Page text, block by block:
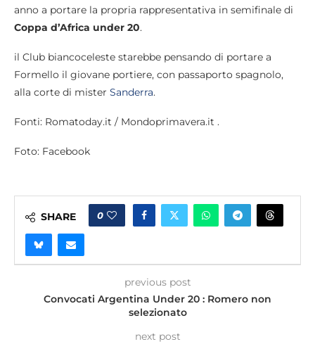
anno a portare la propria rappresentativa in semifinale di
Coppa d’Africa under 20.
il Club biancoceleste starebbe pensando di portare a
Formello il giovane portiere, con passaporto spagnolo,
alla corte di mister Sanderra.
Fonti: Romatoday.it / Mondoprimavera.it .
Foto: Facebook
SHARE 0
previous post
Convocati Argentina Under 20 : Romero non
selezionato
next post